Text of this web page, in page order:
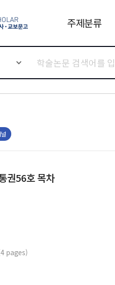
주제분류
권56호 목차
pages)